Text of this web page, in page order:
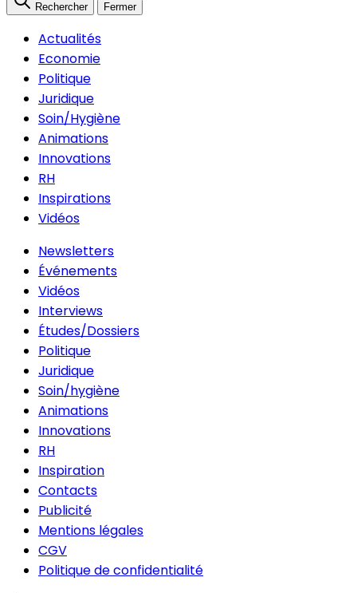
Rechercher Fermer
Actualités
Economie
Politique
Juridique
Soin/Hygiène
Animations
Innovations
RH
Inspirations
Vidéos
Newsletters
Événements
Vidéos
Interviews
Études/Dossiers
Politique
Juridique
Soin/hygiène
Animations
Innovations
RH
Inspiration
Contacts
Publicité
Mentions légales
CGV
Politique de confidentialité